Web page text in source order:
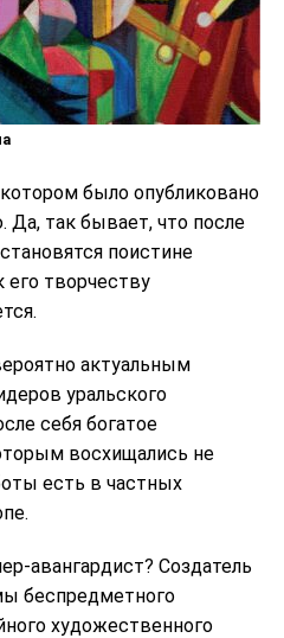
было опубликовано
Да, так бывает, что после
поистине
творчеству
актуальным
уральского
себя богатое
восхищались не
есть в частных
авангардист? Создатель
беспредметного
художественного